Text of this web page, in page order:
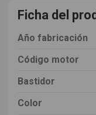
Ficha del
Año fabricación
Código motor
Bastidor
Color